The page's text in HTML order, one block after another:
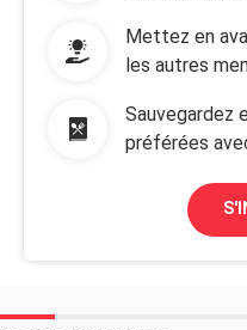
Mettez en
les autres
Sauvegardez
préférées